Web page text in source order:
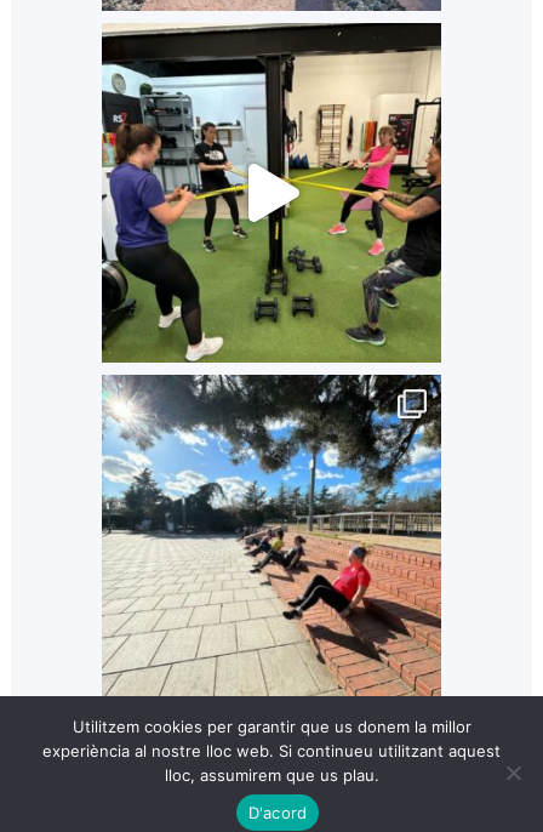
Utilitzem cookies per garantir que us donem la millor
experiència al nostre lloc web. Si continueu utilitzant aquest
lloc, assumirem que us plau.
D'acord